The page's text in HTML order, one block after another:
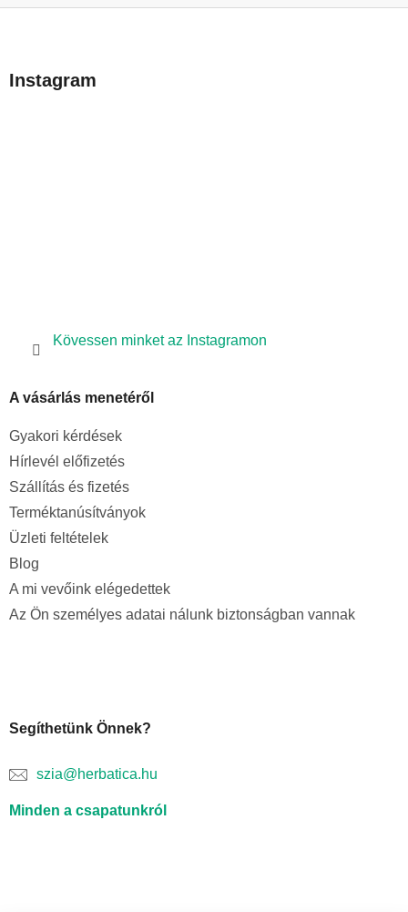
bInstagram
Kövessen minket az Instagramon
A vásárlás menetéről
Gyakori kérdések
Hírlevél előfizetés
Szállítás és fizetés
Terméktanúsítványok
Üzleti feltételek
Blog
A mi vevőink elégedettek
Az Ön személyes adatai nálunk biztonságban vannak
Segíthetünk Önnek?
szia@herbatica.hu
Minden a csapatunkról